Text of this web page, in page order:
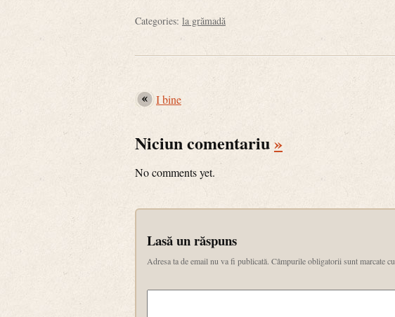
Categories: la grămadă
I bine
Niciun comentariu»
No comments yet.
Lasă un răspuns
Adresa ta de email nu va fi publicată. Câmpurile obligatorii sunt marcate cu